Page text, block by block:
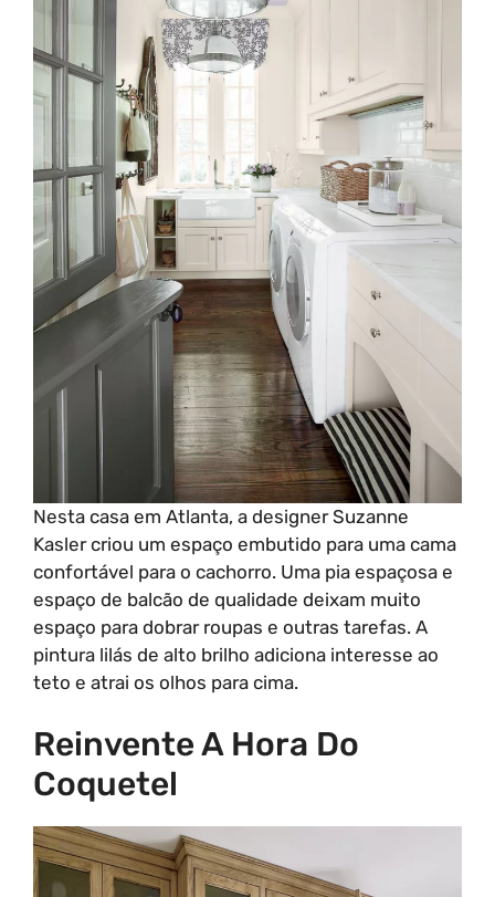
Nesta casa em Atlanta, a designer Suzanne
Kasler criou um espaço embutido para uma cama
confortável para o cachorro. Uma pia espaçosa e
espaço de balcão de qualidade deixam muito
espaço para dobrar roupas e outras tarefas. A
pintura lilás de alto brilho adiciona interesse ao
teto e atrai os olhos para cima.
Reinvente A Hora Do
Coquetel